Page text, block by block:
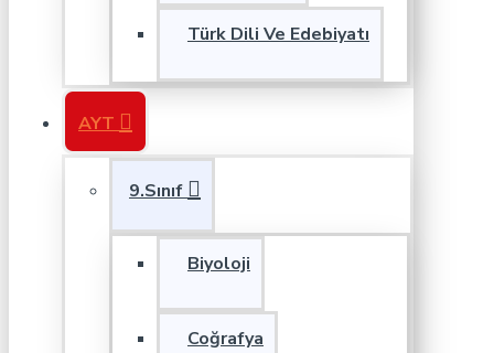
Türk Dili Ve Edebiyatı
AYT
9.Sınıf
Biyoloji
Coğrafya